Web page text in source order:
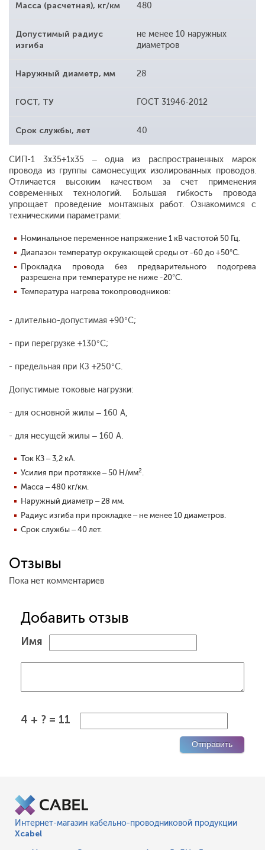
Масса (расчетная), кг/км 480
Допустимый радиус
изгиба
не менее 10 наружных
диаметров
Наружный диаметр, мм 28
ГОСТ, ТУ ГОСТ 31946-2012
Срок службы, лет 40
СИП-1 3x35+1x35 – одна из распространенных марок
провода из группы самонесущих изолированных проводов.
Отличается высоким качеством за счет применения
современных технологий. Большая гибкость провода
упрощает проведение монтажных работ. Ознакомимся с
техническими параметрами:
Номинальное переменное напряжение 1 кВ частотой 50 Гц.
Диапазон температур окружающей среды от -60 до +50°С.
Прокладка провода без предварительного подогрева
разрешена при температуре не ниже -20°С.
Температура нагрева токопроводников:
- длительно-допустимая +90°С;
- при перегрузке +130°С;
- предельная при КЗ +250°С.
Допустимые токовые нагрузки:
- для основной жилы – 160 А,
- для несущей жилы – 160 А.
Ток КЗ – 3,2 кА.
Усилия при протяжке – 50 Н/мм2.
Масса – 480 кг/км.
Наружный диаметр – 28 мм.
Радиус изгиба при прокладке – не менее 10 диаметров.
Срок службы – 40 лет.
Отзывы
Пока нет комментариев
Добавить отзыв
Имя
4 + ? = 11
Интернет-магазин кабельно-проводниковой продукции
Xcabel